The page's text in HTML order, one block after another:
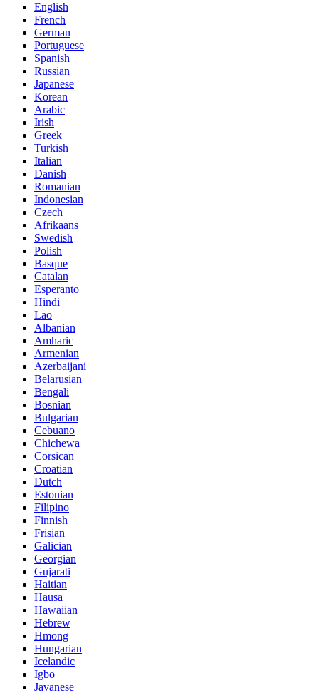
English
French
German
Portuguese
Spanish
Russian
Japanese
Korean
Arabic
Irish
Greek
Turkish
Italian
Danish
Romanian
Indonesian
Czech
Afrikaans
Swedish
Polish
Basque
Catalan
Esperanto
Hindi
Lao
Albanian
Amharic
Armenian
Azerbaijani
Belarusian
Bengali
Bosnian
Bulgarian
Cebuano
Chichewa
Corsican
Croatian
Dutch
Estonian
Filipino
Finnish
Frisian
Galician
Georgian
Gujarati
Haitian
Hausa
Hawaiian
Hebrew
Hmong
Hungarian
Icelandic
Igbo
Javanese